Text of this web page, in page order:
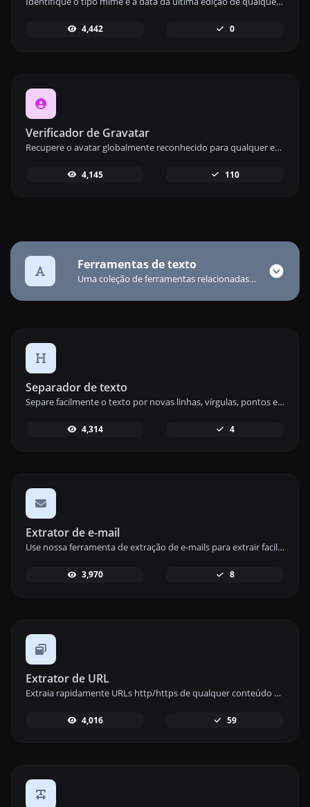
4,442 0
Verificador de Gravatar
Recupere o avatar globalmente reconhecido para qualquer email de gravatar.com usando nossa ferramenta de verificação de gravatar.
4,145 110
Ferramentas de texto
Uma coleção de ferramentas relacionadas a conteúdo de texto para ajudar você a criar, modificar e melhorar o tipo de conteúdo de texto.
Separador de texto
Separe facilmente o texto por novas linhas, vírgulas, pontos e mais com nossa ferramenta de separação de texto para uma gestão de dados organizada.
4,314 4
Extrator de e-mail
Use nossa ferramenta de extração de e-mails para extrair facilmente endereços de e-mail de qualquer conteúdo de texto e gerenciar seus contatos de forma eficiente.
3,970 8
Extrator de URL
Extraia rapidamente URLs http/https de qualquer conteúdo de texto com nossa ferramenta de extração de URLs e organize seus links de forma eficaz.
4,016 59